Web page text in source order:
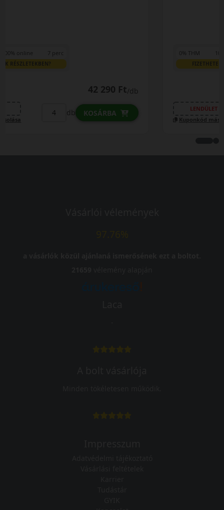
0% THM
FIZETHETEK RÉSZLETEKBEN?
Kuponkód másolása
db